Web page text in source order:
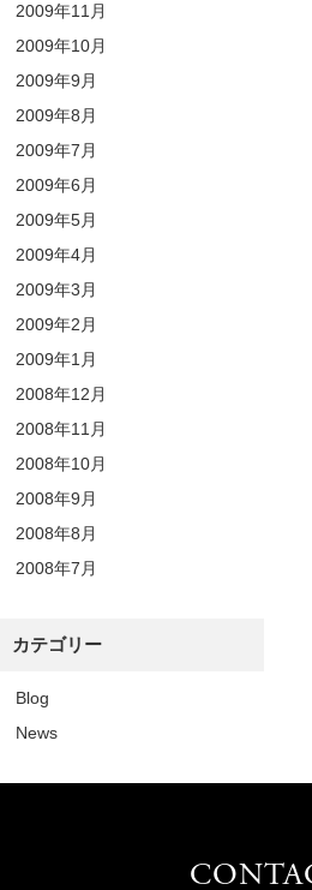
2009年11月
2009年10月
2009年9月
2009年8月
2009年7月
2009年6月
2009年5月
2009年4月
2009年3月
2009年2月
2009年1月
2008年12月
2008年11月
2008年10月
2008年9月
2008年8月
2008年7月
カテゴリー
Blog
News